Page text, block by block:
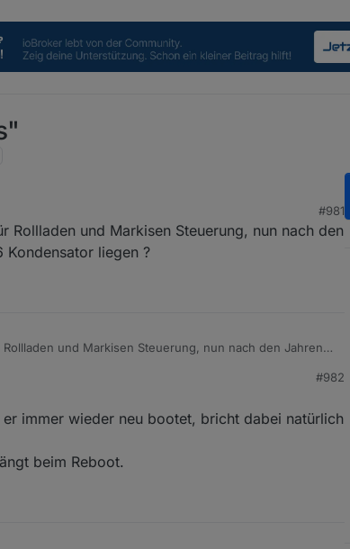
#981
Rollladen und Markisen Steuerung, nun nach den
Kondensator liegen ?
#982
immer wieder neu bootet, bricht dabei natürlich
beim Reboot.